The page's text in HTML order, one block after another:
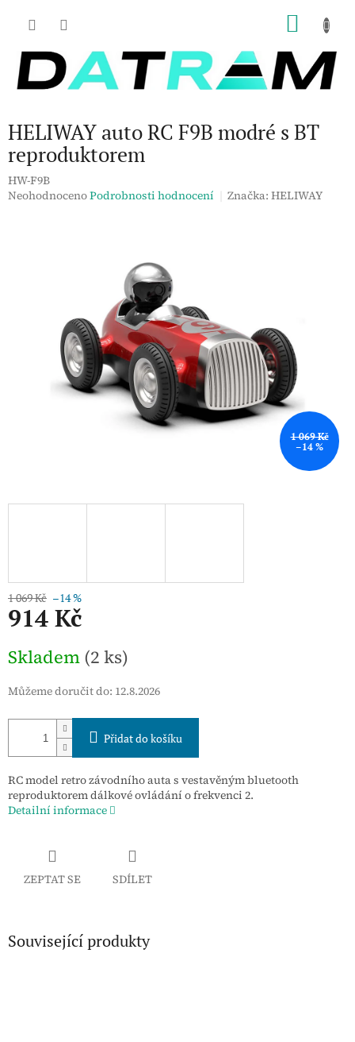
HELIWAY auto RC F9B modré s BT
reproduktorem
HW-F9B
Průměrné
NeohodnocenoPodrobnosti hodnocení Značka:HELIWAY
1 069 Kč
–14 %
1 069 Kč –14 %
914 Kč
cena:
Skladem (2 ks)
Můžeme doručit do: 12.8.2026
Přidat do košíku
RC model retro závodního auta s vestavěným bluetooth
reproduktorem dálkové ovládání o frekvenci 2.
Detailní informace
ZEPTAT SE SDÍLET
Související produkty